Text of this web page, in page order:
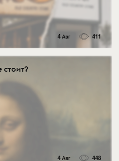
4 Авг 411
4 Авг 448